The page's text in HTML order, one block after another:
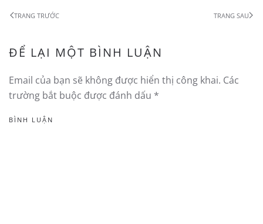
TRANG TRƯỚC TRANG SAU
ĐỂ LẠI MỘT BÌNH LUẬN
Email của bạn sẽ không được hiển thị công khai. Các
trường bắt buộc được đánh dấu *
BÌNH LUẬN